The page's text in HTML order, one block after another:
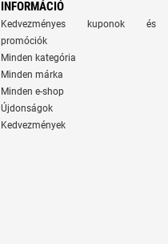
INFORMÁCIÓ
Kedvezményes kuponok és
promóciók
Minden kategória
Minden márka
Minden e-shop
Újdonságok
Kedvezmények